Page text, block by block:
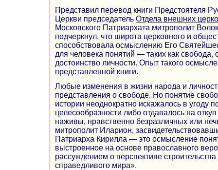
Представил перевод книги Предстоятеля
Церкви председатель Отдела внешних
Московского Патриархата митрополит
подчеркнул, что широта церковного и
способствовала осмыслению Его
для человека понятий — таких как свобода,
достоинство личности. Опыт такого
представленной книги.
Любые изменения в жизни народа и
представления о свободе. Но понятие
истории неоднократно искажалось в угоду
целесообразности либо отдавалось на
наживы, нравственно безразличных или
митрополит Иларион,
Патриарха Кирилла — это осмысление
выстроенное на основе православного
рассуждением о перспективе
справедливого мира».